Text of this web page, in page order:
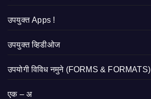
उपयुक्त Apps !
उपयुक्त व्हिडीओज
उपयोगी विविध नमुने (FORMS & FORMATS)
एक – अ